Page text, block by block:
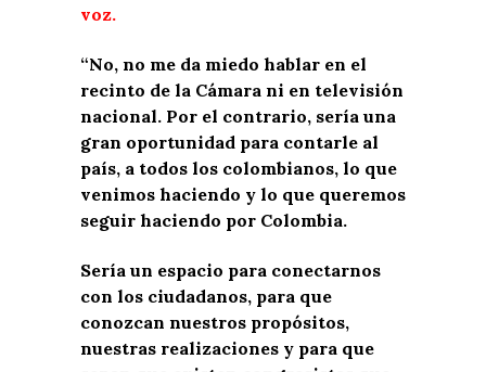
voz.
“No, no me da miedo hablar en el
recinto de la Cámara ni en televisión
nacional. Por el contrario, sería una
gran oportunidad para contarle al
país, a todos los colombianos, lo que
venimos haciendo y lo que queremos
seguir haciendo por Colombia.
Sería un espacio para conectarnos
con los ciudadanos, para que
conozcan nuestros propósitos,
nuestras realizaciones y para que